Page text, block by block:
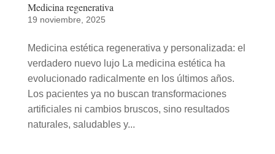
Medicina regenerativa
19 noviembre, 2025
Medicina estética regenerativa y personalizada: el
verdadero nuevo lujo La medicina estética ha
evolucionado radicalmente en los últimos años.
Los pacientes ya no buscan transformaciones
artificiales ni cambios bruscos, sino resultados
naturales, saludables y...